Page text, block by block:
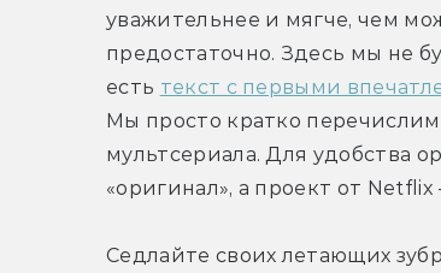
уважительнее и мягче, чем
предостаточно. Здесь мы не
есть текст с первыми
Мы просто кратко
мультсериала. Для удобства
«оригинал», а проект от Netflix
Седлайте своих летающих